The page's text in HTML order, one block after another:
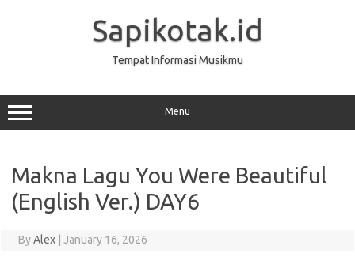
Sapikotak.id
Tempat Informasi Musikmu
Menu
Makna Lagu You Were Beautiful
(English Ver.) DAY6
ByAlex January 16, 2026